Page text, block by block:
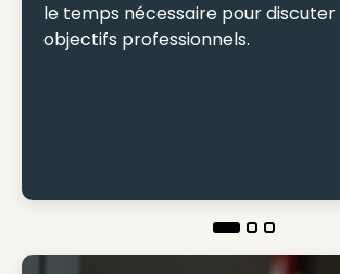
le temps nécessaire pour discuter
objectifs professionnels.